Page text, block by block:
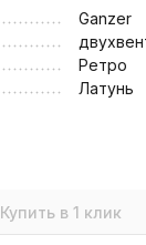
Ganzer
Ретро
Латунь
Купить в 1 клик